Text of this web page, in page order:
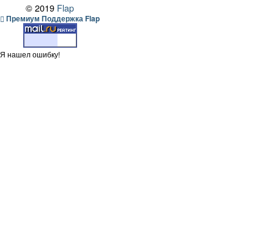
© 2019 Flap
Премиум Поддержка Flap
Я нашел ошибку!